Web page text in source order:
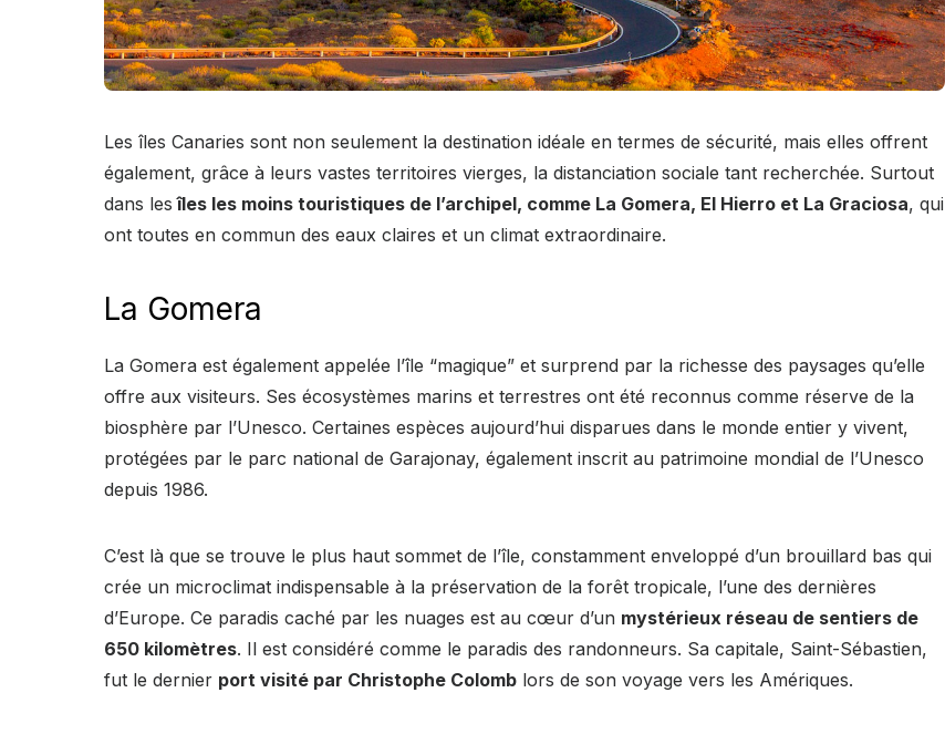
Les îles Canaries sont non seulement la destination idéale en termes de sécurité, mais elles offrent
également, grâce à leurs vastes territoires vierges, la distanciation sociale tant recherchée. Surtout
dans les îles les moins touristiques de l’archipel, comme La Gomera, El Hierro et La Graciosa, qui
ont toutes en commun des eaux claires et un climat extraordinaire.
La Gomera
La Gomera est également appelée l’île “magique” et surprend par la richesse des paysages qu’elle
offre aux visiteurs. Ses écosystèmes marins et terrestres ont été reconnus comme réserve de la
biosphère par l’Unesco. Certaines espèces aujourd’hui disparues dans le monde entier y vivent,
protégées par le parc national de Garajonay, également inscrit au patrimoine mondial de l’Unesco
depuis 1986.
C’est là que se trouve le plus haut sommet de l’île, constamment enveloppé d’un brouillard bas qui
crée un microclimat indispensable à la préservation de la forêt tropicale, l’une des dernières
d’Europe. Ce paradis caché par les nuages est au cœur d’un mystérieux réseau de sentiers de
650 kilomètres. Il est considéré comme le paradis des randonneurs. Sa capitale, Saint-Sébastien,
fut le dernier port visité par Christophe Colomb lors de son voyage vers les Amériques.